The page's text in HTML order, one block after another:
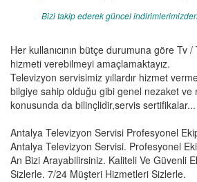
Bizi takip ederek güncel
Her kullanıcının bütçe durumuna göre Tv
hizmeti verebilmeyi amaçlamaktayız.
Televizyon servisimiz yıllardır hizmet
bilgiye sahip olduğu gibi genel nezaket ve
konusunda da bilinçlidir,servis sertifikalar...
Antalya Televizyon Servisi Profesyonel
Antalya Televizyon Servisi. Profesyonel
An Bizi Arayabilirsiniz. Kaliteli Ve Güvenli
Sizlerle. 7/24 Müşteri Hizmetleri Sizlerle.